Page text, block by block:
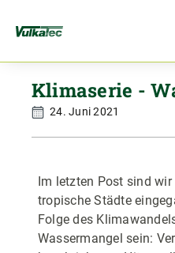
Klimaserie -
24. Juni 2021
Im letzten Post sind
tropische Städte
Folge des
Wassermangel sein: